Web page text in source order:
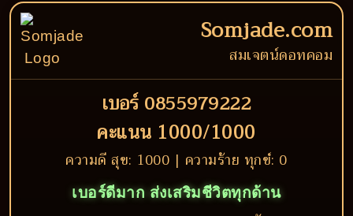
Somjade.com
สมเจตน์ดอทคอม
เบอร์ 0855979222
คะแนน 1000/1000
ความดี สุข: 1000 | ความร้าย ทุกข์: 0
เบอร์ดีมาก ส่งเสริมชีวิตทุกด้าน